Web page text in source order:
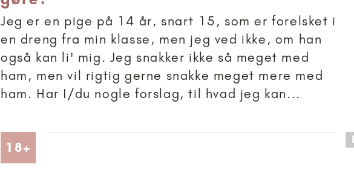
Jeg er en pige på 14 år, snart 15, som er forelsket i
en dreng fra min klasse, men jeg ved ikke, om han
også kan li' mig. Jeg snakker ikke så meget med
ham, men vil rigtig gerne snakke meget mere med
ham. Har I/du nogle forslag, til hvad jeg kan...
18+